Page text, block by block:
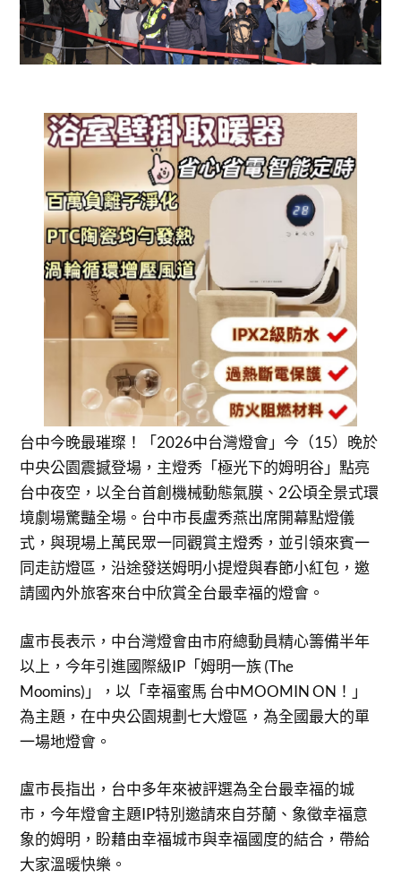
台中今晚最璀璨！「2026中台灣燈會」今（15）晚於
中央公園震撼登場，主燈秀「極光下的姆明谷」點亮
台中夜空，以全台首創機械動態氣膜、2公頃全景式環
境劇場驚豔全場。台中市長盧秀燕出席開幕點燈儀
式，與現場上萬民眾一同觀賞主燈秀，並引領來賓一
同走訪燈區，沿途發送姆明小提燈與春節小紅包，邀
請國內外旅客來台中欣賞全台最幸福的燈會。
盧市長表示，中台灣燈會由市府總動員精心籌備半年
以上，今年引進國際級IP「姆明一族 (The
Moomins)」，以「幸福蜜馬 台中MOOMIN ON！」
為主題，在中央公園規劃七大燈區，為全國最大的單
一場地燈會。
盧市長指出，台中多年來被評選為全台最幸福的城
市，今年燈會主題IP特別邀請來自芬蘭、象徵幸福意
象的姆明，盼藉由幸福城市與幸福國度的結合，帶給
大家溫暖快樂。